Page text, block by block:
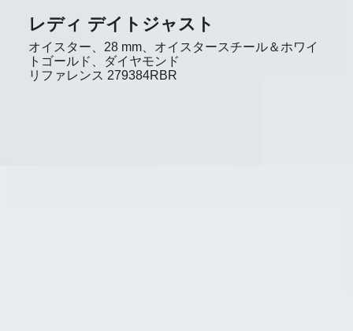
レディ デイトジャスト
オイスター、28 mm、オイスタースチール＆ホワイ
トゴールド、ダイヤモンド
リファレンス 279384RBR